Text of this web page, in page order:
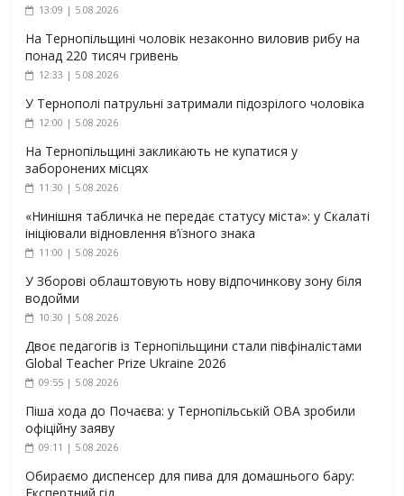
13:09 | 5.08.2026
На Тернопільщині чоловік незаконно виловив рибу на
понад 220 тисяч гривень
12:33 | 5.08.2026
У Тернополі патрульні затримали підозрілого чоловіка
12:00 | 5.08.2026
На Тернопільщині закликають не купатися у
заборонених місцях
11:30 | 5.08.2026
«Нинішня табличка не передає статусу міста»: у Скалаті
ініціювали відновлення в’їзного знака
11:00 | 5.08.2026
У Зборові облаштовують нову відпочинкову зону біля
водойми
10:30 | 5.08.2026
Двоє педагогів із Тернопільщини стали півфіналістами
Global Teacher Prize Ukraine 2026
09:55 | 5.08.2026
Піша хода до Почаєва: у Тернопільській ОВА зробили
офіційну заяву
09:11 | 5.08.2026
Обираємо диспенсер для пива для домашнього бару:
Експертний гід